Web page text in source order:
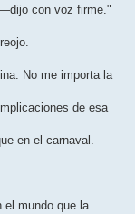
con voz firme."
No me importa la
de esa
en el carnaval.
el mundo que la